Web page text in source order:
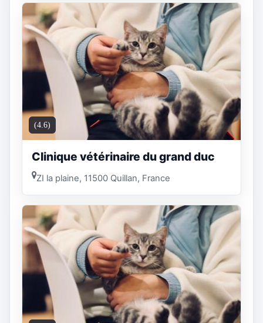
(4.6)
Clinique vétérinaire du grand duc
ZI la plaine, 11500 Quillan, France